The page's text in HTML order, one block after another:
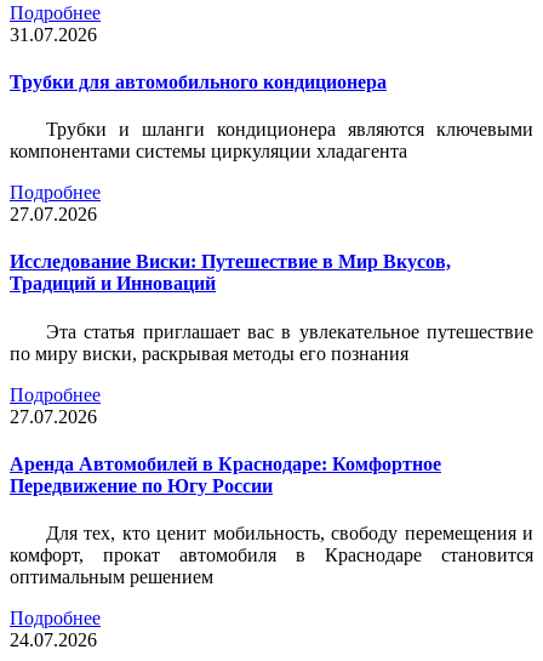
Подробнее
31.07.2026
Трубки для автомобильного кондиционера
Трубки и шланги кондиционера являются ключевыми
компонентами системы циркуляции хладагента
Подробнее
27.07.2026
Исследование Виски: Путешествие в Мир Вкусов,
Традиций и Инноваций
Эта статья приглашает вас в увлекательное путешествие
по миру виски, раскрывая методы его познания
Подробнее
27.07.2026
Аренда Автомобилей в Краснодаре: Комфортное
Передвижение по Югу России
Для тех, кто ценит мобильность, свободу перемещения и
комфорт, прокат автомобиля в Краснодаре становится
оптимальным решением
Подробнее
24.07.2026